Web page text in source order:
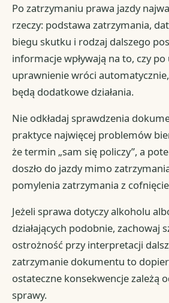
Po zatrzymaniu prawa jazdy
rzeczy: podstawa zatrzymania,
biegu skutku i rodzaj dalszego
informacje wpływają na to, czy po
uprawnienie wróci
będą dodatkowe działania.
Nie odkładaj sprawdzenia
praktyce najwięcej problemów
że termin „sam się policzy”, a
doszło do jazdy mimo
pomylenia zatrzymania z
Jeżeli sprawa dotyczy alkoholu
działających podobnie, zachowaj
ostrożność przy interpretacji
zatrzymanie dokumentu to
ostateczne konsekwencje zależą
sprawy.